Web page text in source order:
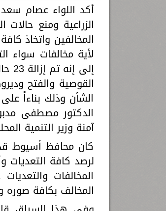
أكد اللواء عصام
الزراعية ومنع
المخالفين واتخاذ
لأية مخالفات سواء
القوصية والفتح
الشأن وذلك بناءاً
الدكتور مصطفى
آمنة وزير التنمية
كان محافظ أسيوط قد
لرصد كافة التعديات
المخالفات
المخالف بكافة صوره